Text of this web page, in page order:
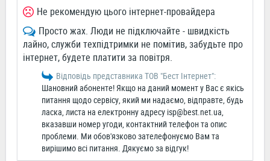
Не рекомендую цього інтернет-провайдера
Просто жах. Люди не підключайте - швидкість
лайно, служби техпідтримки не помітив, забудьте про
інтернет, будете платити за повітря.
Відповідь представника ТОВ "Бест Інтернет":
Шановний абоненте! Якщо на даний момент у Вас є якісь
питання щодо сервісу, який ми надаємо, відправте, будь
ласка, листа на електронну адресу isp@best.net.ua,
вказавши номер угоди, контактний телефон та опис
проблеми. Ми обов'язково зателефонуємо Вам та
вирішимо всі питання. Дякуємо за відгук!